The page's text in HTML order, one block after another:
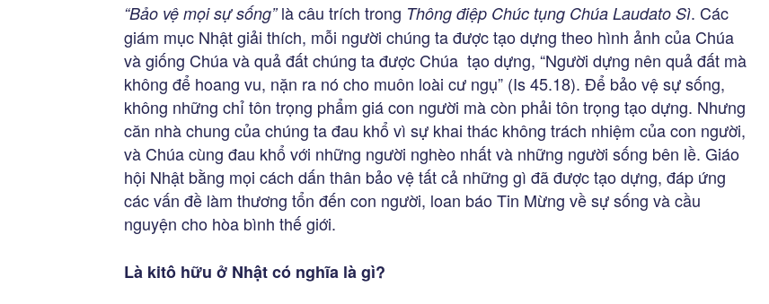
“Bảo vệ mọi sự sống”là câu trích trong Thông điệp Chúc tụng Chúa Laudato Sì. Các
giám mục Nhật giải thích, mỗi người chúng ta được tạo dựng theo hình ảnh của Chúa
và giống Chúa và quả đất chúng ta được Chúa tạo dựng, “Người dựng nên quả đất mà
không để hoang vu, nặn ra nó cho muôn loài cư ngụ” (Is 45.18). Để bảo vệ sự sống,
không những chỉ tôn trọng phẩm giá con người mà còn phải tôn trọng tạo dựng. Nhưng
căn nhà chung của chúng ta đau khổ vì sự khai thác không trách nhiệm của con người,
và Chúa cùng đau khổ với những người nghèo nhất và những người sống bên lề. Giáo
hội Nhật bằng mọi cách dấn thân bảo vệ tất cả những gì đã được tạo dựng, đáp ứng
các vấn đề làm thương tổn đến con người, loan báo Tin Mừng về sự sống và cầu
nguyện cho hòa bình thế giới.
Là kitô hữu ở Nhật có nghĩa là gì?